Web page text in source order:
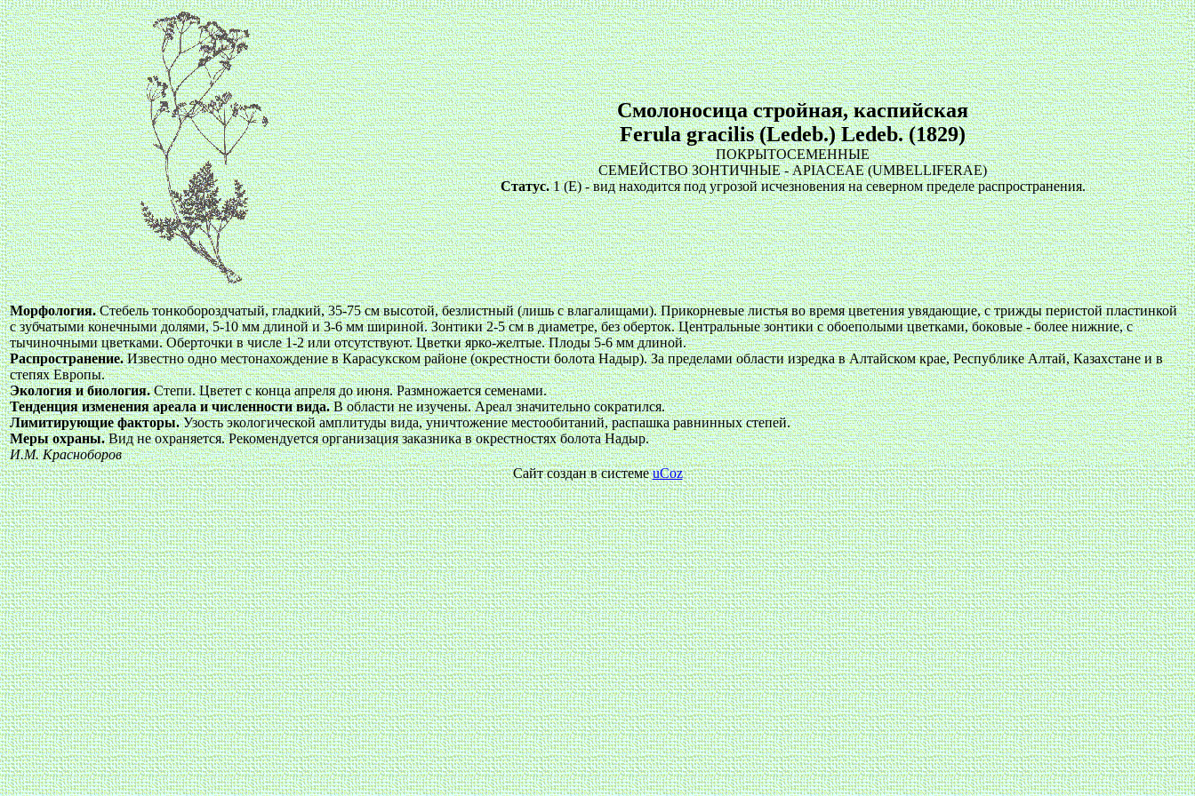
Смолоносица стройная, каспийская
Ferula gracilis (Ledeb.) Ledeb. (1829)
ПОКРЫТОСЕМЕННЫЕ
СЕМЕЙСТВО ЗОНТИЧНЫЕ - APIACEAE (UMBELLIFERAE)
Статус.1 (E) - вид находится под угрозой исчезновения на северном пределе распространения.
Морфология.Стебель тонкобороздчатый, гладкий, 35-75 см высотой, безлистный (лишь с влагалищами). Прикорневые листья во время цветения увядающие, с трижды перистой пластинкой
с зубчатыми конечными долями, 5-10 мм длиной и 3-6 мм шириной. Зонтики 2-5 см в диаметре, без оберток. Центральные зонтики с обоеполыми цветками, боковые - более нижние, с
тычиночными цветками. Оберточки в числе 1-2 или отсутствуют. Цветки ярко-желтые. Плоды 5-6 мм длиной.
Распространение.Известно одно местонахождение в Карасукском районе (окрестности болота Надыр). За пределами области изредка в Алтайском крае, Республике Алтай, Казахстане и в
степях Европы.
Экология и биология.Степи. Цветет с конца апреля до июня. Размножается семенами.
Тенденция изменения ареала и численности вида.В области не изучены. Ареал значительно сократился.
Лимитирующие факторы.Узость экологической амплитуды вида, уничтожение местообитаний, распашка равнинных степей.
Меры охраны.Вид не охраняется. Рекомендуется организация заказника в окрестностях болота Надыр.
И.М. Красноборов
Сайт создан в системеuCoz